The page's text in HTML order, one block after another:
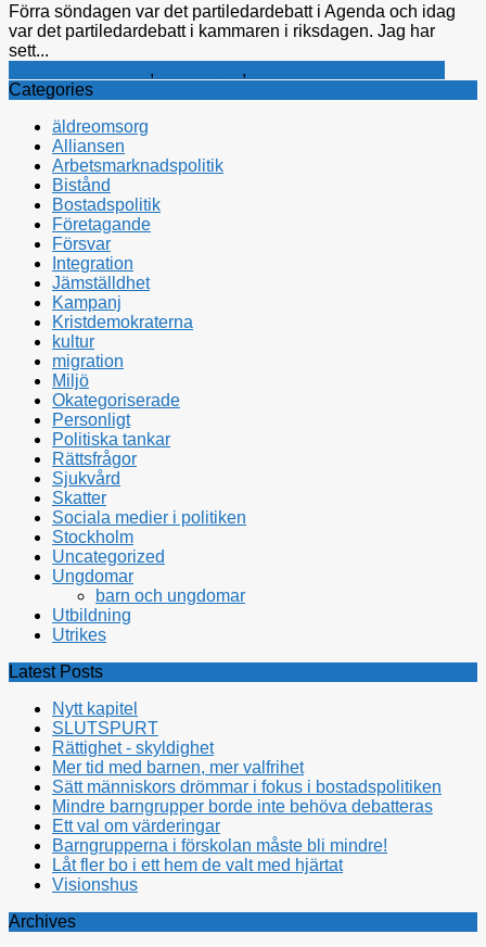
Förra söndagen var det partiledardebatt i Agenda och idag
var det partiledardebatt i kammaren i riksdagen. Jag har
sett...
, ,
Categories
äldreomsorg
Alliansen
Arbetsmarknadspolitik
Bistånd
Bostadspolitik
Företagande
Försvar
Integration
Jämställdhet
Kampanj
Kristdemokraterna
kultur
migration
Miljö
Okategoriserade
Personligt
Politiska tankar
Rättsfrågor
Sjukvård
Skatter
Sociala medier i politiken
Stockholm
Uncategorized
Ungdomar
barn och ungdomar
Utbildning
Utrikes
Latest Posts
Nytt kapitel
SLUTSPURT
Rättighet - skyldighet
Mer tid med barnen, mer valfrihet
Sätt människors drömmar i fokus i bostadspolitiken
Mindre barngrupper borde inte behöva debatteras
Ett val om värderingar
Barngrupperna i förskolan måste bli mindre!
Låt fler bo i ett hem de valt med hjärtat
Visionshus
Archives